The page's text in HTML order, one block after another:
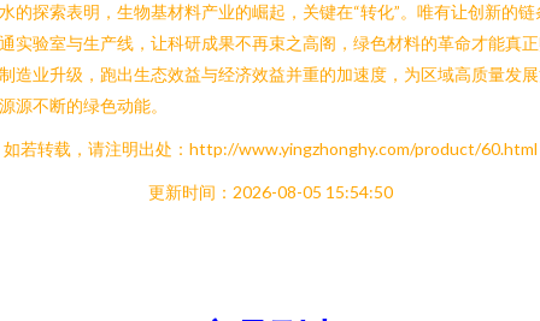
的探索表明，生物基材料产业的崛起，关键在“转化”。唯有让创新的链
实验室与生产线，让科研成果不再束之高阁，绿色材料的革命才能真
造业升级，跑出生态效益与经济效益并重的加速度，为区域高质量发
源不断的绿色动能。
如若转载，请注明出处：http://www.yingzhonghy.com/product/60.html
更新时间：2026-08-05 15:54:50